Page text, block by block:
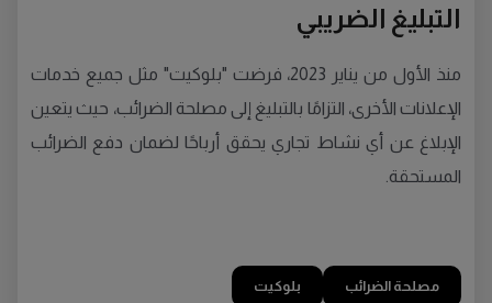
التبليغ الضريبي
منذ الأول من يناير 2023، فرضت "بلوكيت" مثل جميع خدمات
الإعلانات الأخرى، التزامًا بالتبليغ إلى مصلحة الضرائب، حيث يتعين
الإبلاغ عن أي نشاط تجاري يحقق أرباحًا لضمان دفع الضرائب
المستحقة.
مصلحة الضرائب بلوكيت